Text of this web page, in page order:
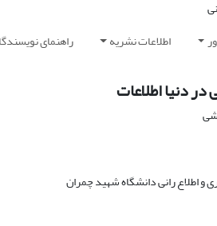
اطلاعات نشریه راهنمای
در دنیا اطلاعات
و اطلاع رانی دانشگاه شهید چمران